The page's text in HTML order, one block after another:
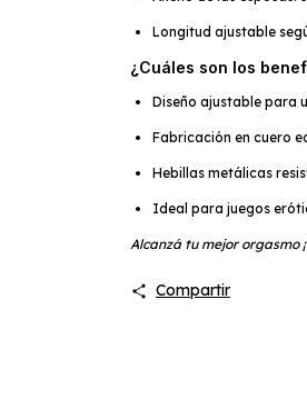
Longitud ajustable
¿Cuáles son los
Diseño ajustable para
Fabricación en cuero
Hebillas metálicas
Ideal para juegos
Alcanzá tu mejor orgasmo
Compartir